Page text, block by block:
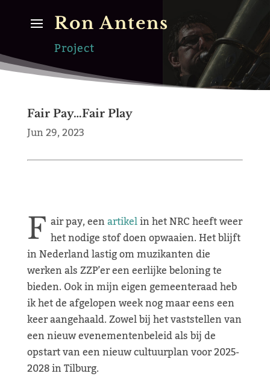
Ron Antens
Project
Fair Pay…Fair Play
Jun 29, 2023
F air pay, eenartikelin het NRC heeft weer
het nodige stof doen opwaaien. Het blijft
in Nederland lastig om muzikanten die
werken als ZZP’er een eerlijke beloning te
bieden. Ook in mijn eigen gemeenteraad heb
ik het de afgelopen week nog maar eens een
keer aangehaald. Zowel bij het vaststellen van
een nieuw evenementenbeleid als bij de
opstart van een nieuw cultuurplan voor 2025-
2028 in Tilburg.